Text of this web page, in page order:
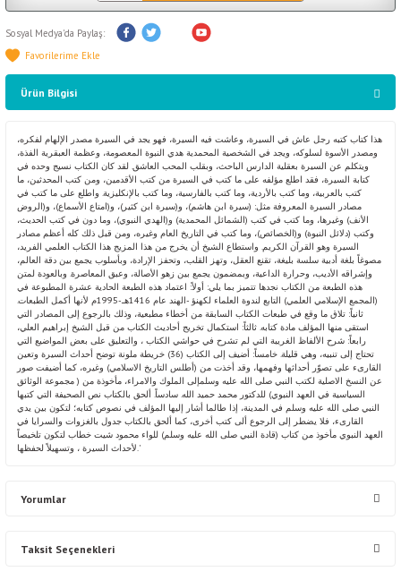
Sosyal Medya'da Paylaş:
Ürün Bilgisi
هذا كتاب كتبه رجل عاش في السيرة، وعاشت فيه السيرة، فهو يجد في السيرة مصدر الإلهام لفكره،
ومصدر الأسوة لسلوكه، ويجد في الشخصية المحمدية هدي النبوة المعصومة، وعظمة العبقرية الفذة،
ويتكلم عن السيرة بعقلية الدارس الباحث، وبقلب المحب العاشق. لقد كان الكتاب نسيج وحده في
كتابة السيرة، فقد اطلع مؤلفه على ما كتب في السيرة من كتب الأقدمين، ومن كتب المحدثين، ما
كتب بالعربية، وما كتب بالأردية، وما كتب بالفارسية، وما كتب بالإنكليزية. واطلع على ما كتب في
مصادر السيرة المعروفة مثل: (سيرة ابن هاشم)، و(سيرة ابن كثير)، و(امتاع الأسماع)، و(الروض
الأنف) وغيرها، وما كتب في كتب (الشمائل المحمدية) و(الهدي النبوي)، وما دون في كتب الحديث،
وكتب (دلائل النبوة) و(الخصائص)، وما كتب في التاريخ العام وغيره، ومن قبل ذلك كله أعظم مصادر
السيرة وهو القرآن الكريم. واستطاع الشيخ أن يخرج من هذا المزيج هذا الكتاب العلمي الفريد،
مصوغاً بلغة أدبية سلسة بليغة، تقنع العقل، وتهز القلب، وتحفز الإرادة، وبأسلوب يجمع بين دقة العالم،
وإشراقه الأديب، وحرارة الداعية، وبمضمون يجمع بين زهو الأصالة، وعبق المعاصرة. وبالعودة لمتن
هذه الطبعة من الكتاب نجدها تتميز بما يلي: أولاً: اعتماد هذه الطبعة الحادية عشرة المطبوعة في
(المجمع الإسلامي العلمي) التابع لندوة العلماء لكهنؤ -الهند عام 1416هـ-1995م لأنها أكمل الطبعات.
ثانياً: تلاق ما وقع في طبعات الكتاب السابقة من أخطاء مطبعية، وذلك بالرجوع إلى المصادر التي
استقى منها المؤلف مادة كتابه. ثالثاً: استكمال تخريج أحاديث الكتاب من قبل الشيخ إبراهيم العلي،
رابعاً: شرح الألفاظ الغريبة التي لم تشرح في حواشي الكتاب ، والتعليق على بعض المواضيع التي
تحتاج إلى تنبيه، وهي قليلة. خامساً: أضيف إلى الكتاب (36) خريطة ملونة توضح أحداث السيرة وتعين
القارىء على تصوّر أحداثها وفهمها، وقد أخذت من (أطلس التاريخ الاسلامي) وغيره، كما أضيفت صور
عن النسخ الاصلية لكتب النبي صلى الله عليه وسلمإلى الملوك والامراء، مأخوذة من ( مجموعة الوثائق
السياسية في العهد النبوي) للدكتور محمد حميد الله. سادساً. ألحق بالكتاب نص الصحيفة التي كتبها
النبي صلى الله عليه وسلم في المدينة، إذا طالما أشار إليها المؤلف في نصوص كتابه؛ لتكون بين يدي
القارىء، فلا يضطر إلى الرجوع ألى كتب أخرى، كما ألحق بالكتاب جدول بالغزوات والسرايا في
العهد النبوي مأخوذ من كتاب (قادة النبي صلى الله عليه وسلم) للواء محمود شيت خطاب لتكون تلخيصاً
لأحداث السيرة ، وتسهيلاً لحفظها.'
Yorumlar
Taksit Seçenekleri